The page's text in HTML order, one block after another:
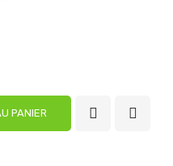
PANIER